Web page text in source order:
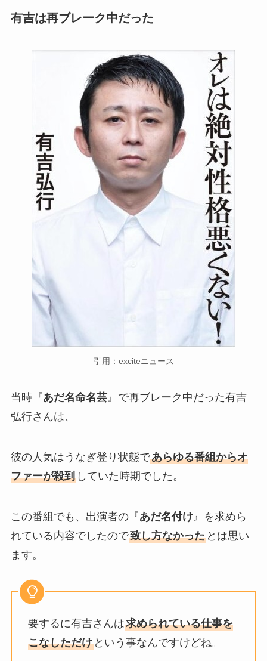
有吉は再ブレーク中だった
引用：exciteニュース
当時『あだ名命名芸』で再ブレーク中だった有吉
弘行さんは、
彼の人気はうなぎ登り状態であらゆる番組からオ
ファーが殺到していた時期でした。
この番組でも、出演者の『あだ名付け』を求めら
れている内容でしたので致し方なかったとは思い
ます。
要するに有吉さんは求められている仕事を
こなしただけという事なんですけどね。